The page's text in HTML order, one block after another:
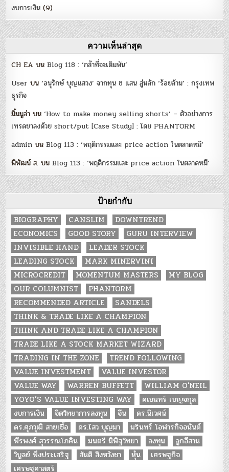
งบการเงิน (9)
ความเห็นล่าสุด
CH EA บนBlog 118 : ‘กล้าที่จะเดิมพัน’
User บน‘อนุรักษ์ บุญแสวง’ จากทุน 8 แสน สู่หลัก ‘ร้อยล้าน’ : กรุงเทพ
ธุรกิจ
มิ้มมูล่า บน‘How to make money selling shorts’ – ตัวอย่างการ
เทรดขาลงด้วย short/put [Case Study] : โดย PHANTORM
admin บนBlog 113 : ‘พฤติกรรมและ price action ในตลาดหมี’
พิพัฒน์ ส. บนBlog 113 : ‘พฤติกรรมและ price action ในตลาดหมี’
ป้ายกำกับ
BIOGRAPHY CANSLIM
DOWNTREND
ECONOMICS
GOOD STORY
GURU INTERVIEW
INVISIBLE HAND
LEADER STOCK
LEADING STOCK
MARK MINERVINI
MICROCREDIT
MOMENTUM MASTERS
MY BLOG
OUR COLUMNIST
PHANTORM
RECOMMENDED ARTICLE
SANDELS
THINK & TRADE LIKE A CHAMPION
THINK AND TRADE LIKE A CHAMPION
TRADE LIKE A STOCK MARKET WIZARD
TRADING IN THE ZONE
TREND FOLLOWING
VALUE INVESTMENT
VALUE INVESTOR
VALUE WAY
WARREN BUFFETT
WILLIAM O'NEIL
YOYO’S VALUE INVESTING WAY
คเชนทร์ เบญจกุล
งบการเงิน
จิตวิทยาการลงทุน จีน
ดร.นิเวศน์
ดร.ศุภวุฒิ สายเชื้อ
ดร.ไสว บุญมา
นรินทร์ โอฬารกิจอนันต์
พีรพงศ์ สุวรรณโภคิน
มนตรี นิพิฐวิทยา ลงทุน
ลูกอีสาน
วิบูลย์ พึงประเสริฐ
สันติ สิงหวังชา หุ้น
เศรษฐกิจ
เศรษฐศาสตร์